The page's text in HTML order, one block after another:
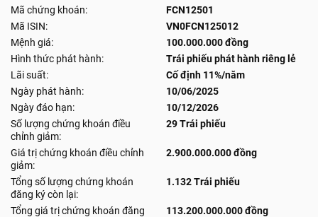
Mã chứng khoán:
FCN12501
Mã ISIN:
VN0FCN125012
Mệnh giá:
100.000.000 đồng
Hình thức phát hành:
Trái phiếu phát hành riêng lẻ
Lãi suất:
Cố định 11%/năm
Ngày phát hành:
10/06/2025
Ngày đáo hạn:
10/12/2026
Số lượng chứng khoán điều
chỉnh giảm:
29 Trái phiếu
Giá trị chứng khoán điều chỉnh
giảm:
2.900.000.000 đồng
Tổng số lượng chứng khoán
đăng ký còn lại:
1.132 Trái phiếu
Tổng giá trị chứng khoán đăng
113.200.000.000 đồng